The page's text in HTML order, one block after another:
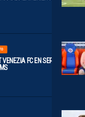
FC EN SERIE A